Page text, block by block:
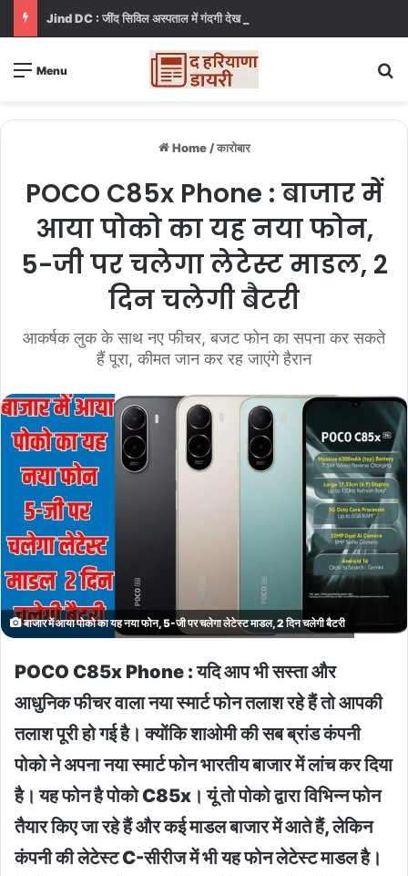
Menu
Home / कारोबार
POCO C85x Phone : बाजार में
आया पोको का यह नया फोन,
5-जी पर चलेगा लेटेस्ट माडल, 2
दिन चलेगी बैटरी
आकर्षक लुक के साथ नए फीचर, बजट फोन का सपना कर सकते
हैं पूरा, कीमत जान कर रह जाएंगे हैरान
बाजार में आया पोको का यह नया फोन, 5-जी पर चलेगा लेटेस्ट माडल, 2 दिन चलेगी बैटरी
POCO C85x Phone : यदि आप भी सस्ता और
आधुनिक फीचर वाला नया स्मार्ट फोन तलाश रहे हैं तो आपकी
तलाश पूरी हो गई है। क्योंकि शाओमी की सब ब्रांड कंपनी
पोको ने अपना नया स्मार्ट फोन भारतीय बाजार में लांच कर दिया
है। यह फोन है पोको C85x। यूं तो पोको द्वारा विभिन्न फोन
तैयार किए जा रहे हैं और कई माडल बाजार में आते हैं, लेकिन
कंपनी की लेटेस्ट C-सीरीज में भी यह फोन लेटेस्ट माडल है।